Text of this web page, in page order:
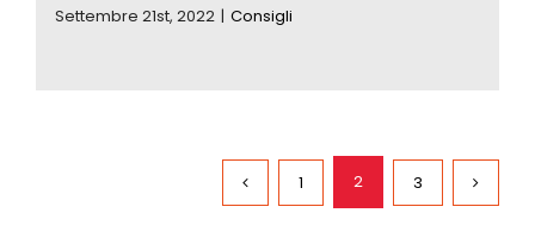
Settembre 21st, 2022 | Consigli
1 2 3